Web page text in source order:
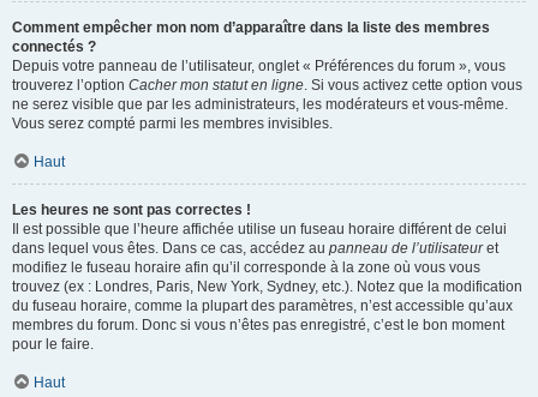
Comment empêcher mon nom d’apparaître dans la liste des membres
connectés ?
Depuis votre panneau de l’utilisateur, onglet « Préférences du forum », vous
trouverez l’option Cacher mon statut en ligne. Si vous activez cette option vous
ne serez visible que par les administrateurs, les modérateurs et vous-même.
Vous serez compté parmi les membres invisibles.
Haut
Les heures ne sont pas correctes !
Il est possible que l’heure affichée utilise un fuseau horaire différent de celui
dans lequel vous êtes. Dans ce cas, accédez au panneau de l’utilisateuret
modifiez le fuseau horaire afin qu’il corresponde à la zone où vous vous
trouvez (ex : Londres, Paris, New York, Sydney, etc.). Notez que la modification
du fuseau horaire, comme la plupart des paramètres, n’est accessible qu’aux
membres du forum. Donc si vous n’êtes pas enregistré, c’est le bon moment
pour le faire.
Haut